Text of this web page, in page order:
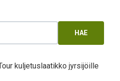
kuljetuslaatikko jyrsijöille